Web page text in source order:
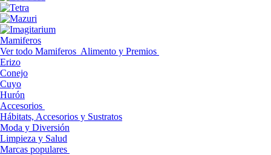
Mamiferos
Ver todo Mamiferos Alimento y Premios
Erizo
Conejo
Cuyo
Hurón
Accesorios
Hábitats, Accesorios y Sustratos
Moda y Diversión
Limpieza y Salud
Marcas populares